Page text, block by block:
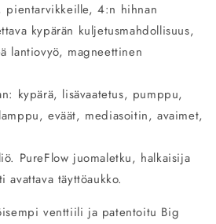
pientarvikkeille, 4:n hihnan
kypärän kuljetusmahdollisuus,
lantiovyö, magneettinen
kypärä, lisävaatetus, pumppu,
eväät, mediasoitin, avaimet,
PureFlow juomaletku, halkaisija
avattava täyttöaukko.
venttiili ja patentoitu Big